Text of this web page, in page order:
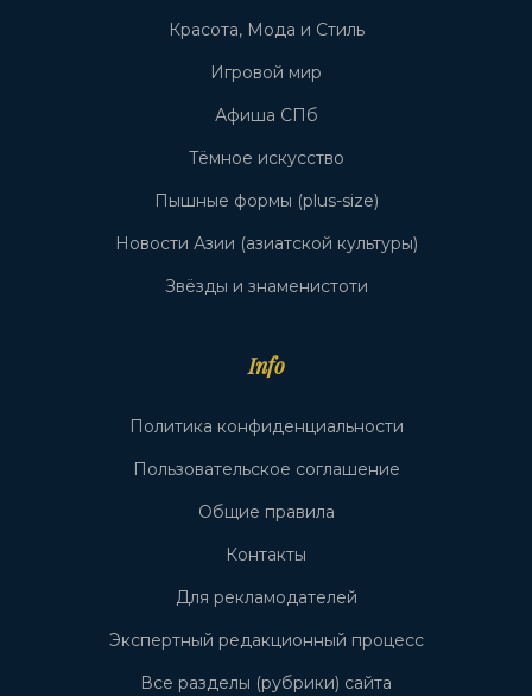
Красота, Мода и Стиль
Игровой мир
Афиша СПб
Тёмное искусство
Пышные формы (plus-size)
Новости Азии (азиатской культуры)
Звёзды и знаменистоти
Info
Политика конфиденциальности
Пользовательское соглашение
Общие правила
Контакты
Для рекламодателей
Экспертный редакционный процесс
Все разделы (рубрики) сайта